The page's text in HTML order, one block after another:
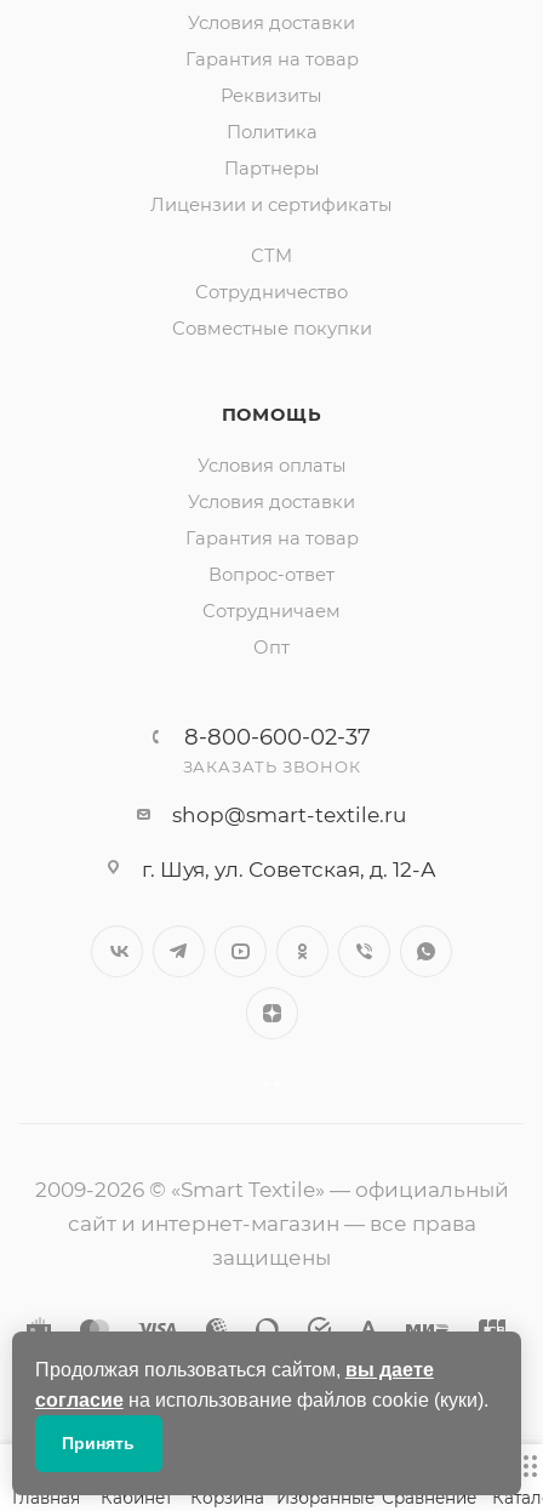
Условия доставки
Гарантия на товар
Реквизиты
Политика
Партнеры
Лицензии и сертификаты
СТМ
Сотрудничество
Совместные покупки
ПОМОЩЬ
Условия оплаты
Условия доставки
Гарантия на товар
Вопрос-ответ
Сотрудничаем
Опт
8-800-600-02-37
ЗАКАЗАТЬ ЗВОНОК
shop@smart-textile.ru
г. Шуя, ул. Советская, д. 12-А
2009-2026 © «Smart Textile» — официальный
сайт и интернет-магазин — все права
защищены
Продолжая пользоваться сайтом, вы даете
согласиена использование файлов cookie (куки).
Принять
Главная Кабинет Корзина Избранные Сравнение